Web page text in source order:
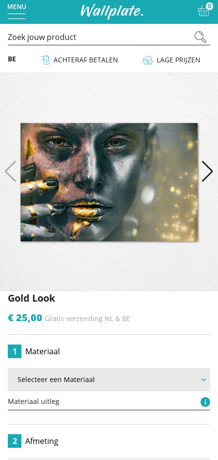
0
BE ACHTERAF BETALEN LAGE PRIJZEN
Gold Look
€ 25,00 Gratis verzending NL & BE
1 Materiaal
Materiaal uitleg
2 Afmeting